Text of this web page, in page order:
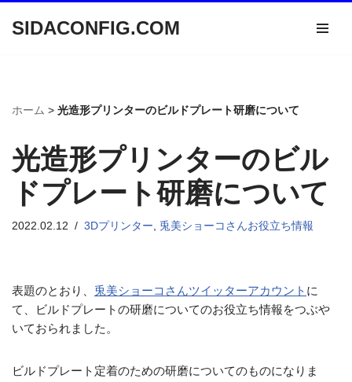
ツ
ス
キ
SIDACONFIG.COM
ホーム > 光造形プリンターのビルドプレート研磨について
光造形プリンターのビル
ドプレート研磨について
2022.02.12 3Dプリンター, 兎美ショーコさんお役立ち情報
表題のとおり、 兎美ショーコさんツイッターアカウント に
て、ビルドプレートの研磨についてのお役立ち情報をつぶや
いておられました。
ビルドプレート定着のための研磨についてのものになりま